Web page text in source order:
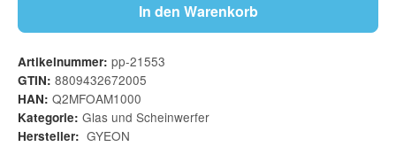
In den Warenkorb
Artikelnummer: pp-21553
GTIN: 8809432672005
HAN: Q2MFOAM1000
Kategorie: Glas und Scheinwerfer
Hersteller: GYEON